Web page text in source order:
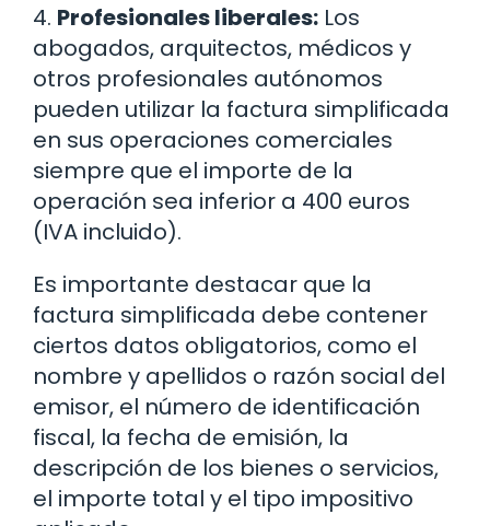
4. Profesionales liberales: Los
abogados, arquitectos, médicos y
otros profesionales autónomos
pueden utilizar la factura simplificada
en sus operaciones comerciales
siempre que el importe de la
operación sea inferior a 400 euros
(IVA incluido).
Es importante destacar que la
factura simplificada debe contener
ciertos datos obligatorios, como el
nombre y apellidos o razón social del
emisor, el número de identificación
fiscal, la fecha de emisión, la
descripción de los bienes o servicios,
el importe total y el tipo impositivo